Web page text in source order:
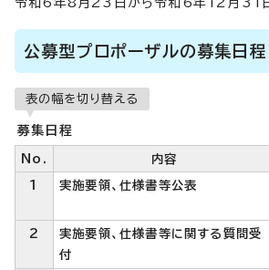
令和6年8月23日から令和6年12月31
公募型プロポーザルの募集日程
表の幅を切り替える
募集日程
No. 内容
1 実施要領、仕様書等公表
2
実施要領、仕様書等に関する質問受
付